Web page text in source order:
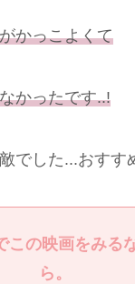
かっこよくて
かったです..!
でした...おすす
この映画をみる
ら。